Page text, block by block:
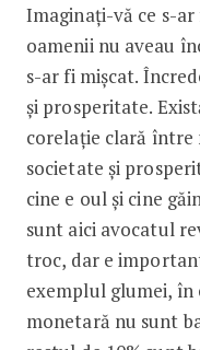
Imaginați-vă ce s-
oamenii nu aveau
s-ar fi mișcat.
și prosperitate.
corelație clară
societate și
cine e oul și cine
sunt aici avocatul
troc, dar e
exemplul glumei, în
monetară nu sunt